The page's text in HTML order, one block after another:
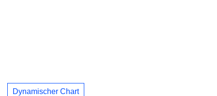
Dynamischer Chart